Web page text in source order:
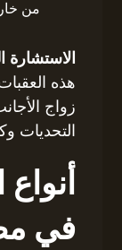
من
الاستشارة
هذه
زواج
التحديات
في